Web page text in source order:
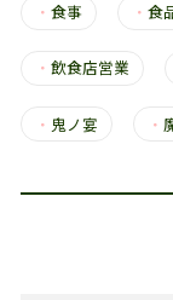
・ 食事 ・食
・ 飲食店営業
・ 鬼ノ宴 ・